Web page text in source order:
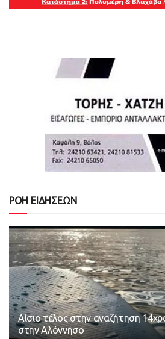
ΡΟΗ ΕΙΔΗΣΕΩΝ
Αίσιο τέλος στην αναζήτηση
στην Αλόννησο